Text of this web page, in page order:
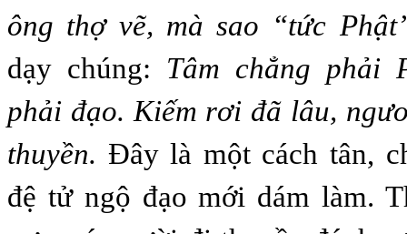
ông thợ vẽ, mà sao “tức
dạy chúng: Tâm chẳng phải
phải đạo. Kiếm rơi đã lâu,
thuyền. Đây là một cách tân,
đệ tử ngộ đạo mới dám làm.